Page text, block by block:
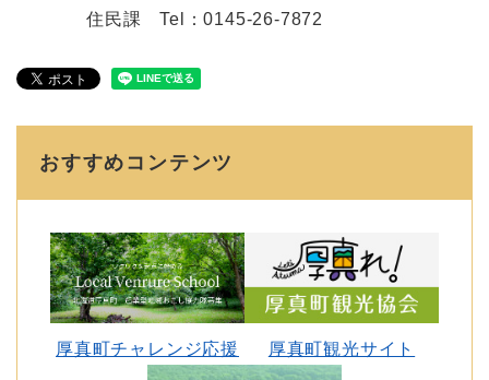
住民課 Tel：0145-26-7872
おすすめコンテンツ
厚真町チャレンジ応援 厚真町観光サイト